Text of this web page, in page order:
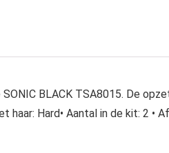
BLACK TSA8015. De
Hard• Aantal in de kit: 2 •